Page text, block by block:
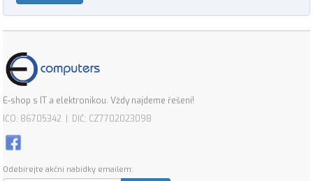
E-shop s IT a elektronikou. Vždy najdeme řešení!
IČO: 86705342 | DIČ: CZ7702023098
Odebírejte akční nabídky emailem: